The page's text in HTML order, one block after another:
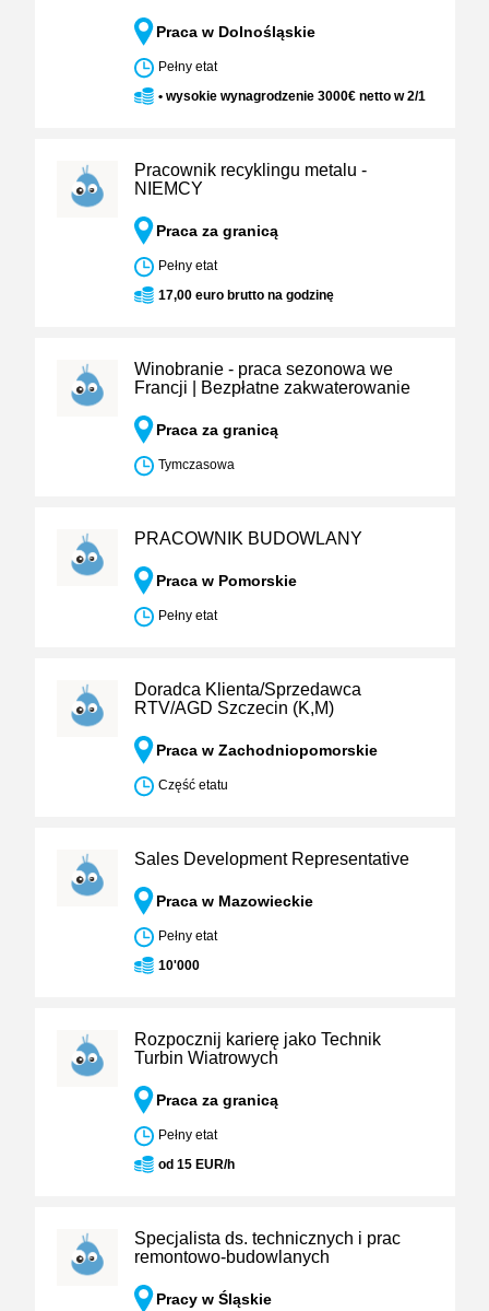
Praca w Dolnośląskie
Pełny etat
• wysokie wynagrodzenie 3000€ netto w 2/1
Pracownik recyklingu metalu -
NIEMCY
Praca za granicą
Pełny etat
17,00 euro brutto na godzinę
Winobranie - praca sezonowa we
Francji | Bezpłatne zakwaterowanie
Praca za granicą
Tymczasowa
PRACOWNIK BUDOWLANY
Praca w Pomorskie
Pełny etat
Doradca Klienta/Sprzedawca
RTV/AGD Szczecin (K,M)
Praca w Zachodniopomorskie
Część etatu
Sales Development Representative
Praca w Mazowieckie
Pełny etat
10'000
Rozpocznij karierę jako Technik
Turbin Wiatrowych
Praca za granicą
Pełny etat
od 15 EUR/h
Specjalista ds. technicznych i prac
remontowo-budowlanych
Pracy w Śląskie